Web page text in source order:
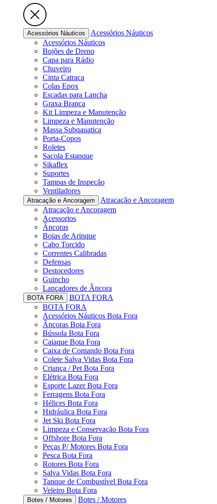
Acessórios Náuticos
Acessórios Náuticos
Acessórios Náuticos
Bujões de Dreno
Capa para Rádio
Chuveiro
Cinta Catraca
Colas Epox
Escadas para Lancha
Graxa Branca
Kit Limpeza e Manutenção
Limpeza e Manutenção
Massa Subqauatica
Porta-Copos
Roletes
Sacola Estanque
Sikaflex
Suportes
Tampas de Inspeção
Ventiladores
Atracação e Ancoragem
Atracação e Ancoragem
Atracação e Ancoragem
Acessorios
Âncoras
Boias de Arinque
Cabo Torcido
Correntes Calibradas
Defensas
Destocedores
Guincho
Lançadores de Âncora
BOTA FORA
BOTA FORA
BOTA FORA
Acessórios Náuticos Bota Fora
Âncoras Bota Fora
Bússola Bota Fora
Caiaque Bota Fora
Caixa de Comando Bota Fora
Colete Salva Vidas Bota Fora
Criança / Pet Bota Fora
Elétrica Bota Fora
Esporte Lazer Bota Fora
Ferragens Bota Fora
Hélices Bota Fora
Hidráulica Bota Fora
Jet Ski Bota Fora
Limpeza e Conservação Bota Fora
Offshore Bota Fora
Peças P/ Motores Bota Fora
Pesca Bota Fora
Rotores Bota Fora
Salva Vidas Bota Fora
Tanque de Combustível Bota Fora
Veleiro Bota Fora
Botes / Motores
Botes / Motores